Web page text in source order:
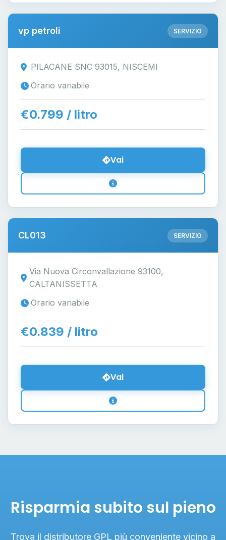
vp petroli SERVIZIO
PILACANE SNC 93015, NISCEMI
Orario variabile
€0.799 / litro
Vai
CL013 SERVIZIO
Via Nuova Circonvallazione 93100,
CALTANISSETTA
Orario variabile
€0.839 / litro
Vai
Risparmia subito sul pieno
Trova il distributore GPL più conveniente vicino a